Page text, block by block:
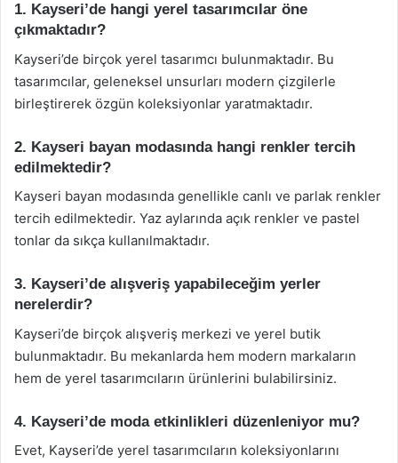
1. Kayseri’de hangi yerel tasarımcılar öne
çıkmaktadır?
Kayseri’de birçok yerel tasarımcı bulunmaktadır. Bu
tasarımcılar, geleneksel unsurları modern çizgilerle
birleştirerek özgün koleksiyonlar yaratmaktadır.
2. Kayseri bayan modasında hangi renkler tercih
edilmektedir?
Kayseri bayan modasında genellikle canlı ve parlak renkler
tercih edilmektedir. Yaz aylarında açık renkler ve pastel
tonlar da sıkça kullanılmaktadır.
3. Kayseri’de alışveriş yapabileceğim yerler
nerelerdir?
Kayseri’de birçok alışveriş merkezi ve yerel butik
bulunmaktadır. Bu mekanlarda hem modern markaların
hem de yerel tasarımcıların ürünlerini bulabilirsiniz.
4. Kayseri’de moda etkinlikleri düzenleniyor mu?
Evet, Kayseri’de yerel tasarımcıların koleksiyonlarını